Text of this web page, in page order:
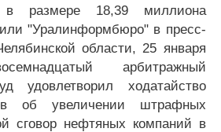
в размере 18,39 миллиона
"Уралинформбюро" в пресс-
области, 25 января
арбитражный
удовлетворил ходатайство
об увеличении штрафных
сговор нефтяных компаний в